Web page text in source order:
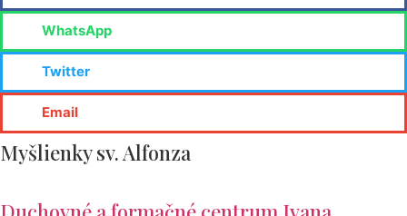
WhatsApp
Twitter
Email
Myšlienky sv. Alfonza